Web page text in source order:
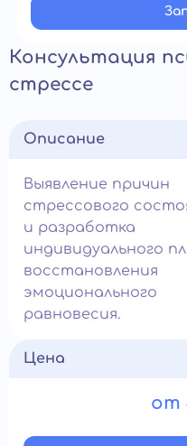
Консультация
стрессе
Описание
Выявление причин
стрессового
и разработка
индивидуального
восстановления
эмоционального
равновесия.
Цена
от